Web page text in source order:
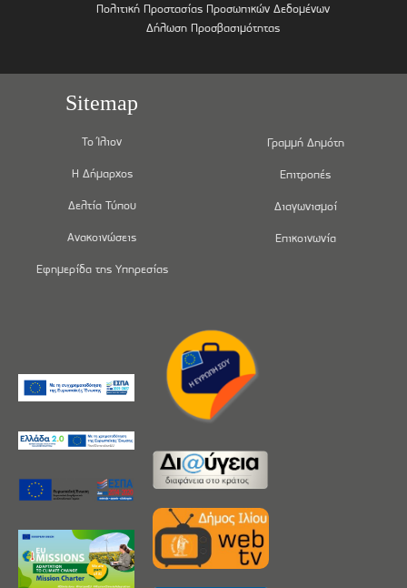
Πολιτική Προστασίας Προσωπικών Δεδομένων
Δήλωση Προσβασιμότητας
Sitemap
Το Ίλιον
Η Δήμαρχος
Δελτία Τύπου
Ανακοινώσεις
Εφημερίδα της Υπηρεσίας
Γραμμή Δημότη
Επιτροπές
Διαγωνισμοί
Επικοινωνία